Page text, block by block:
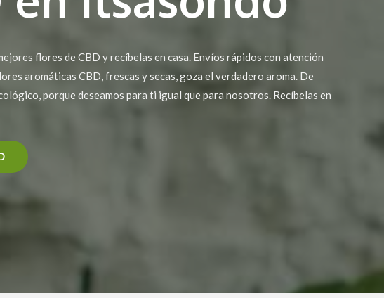
flores de CBD y recíbelas en casa. Envíos rápidos con atención
aromáticas CBD, frescas y secas, goza el verdadero aroma. De
porque deseamos para ti igual que para nosotros. Recíbelas en